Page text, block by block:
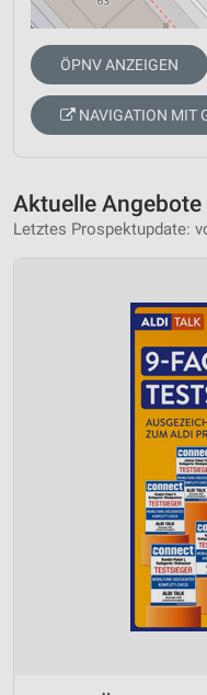
ÖPNV ANZEIGEN
NAVIGATION MIT
Aktuelle
Letztes Prospektupdate: